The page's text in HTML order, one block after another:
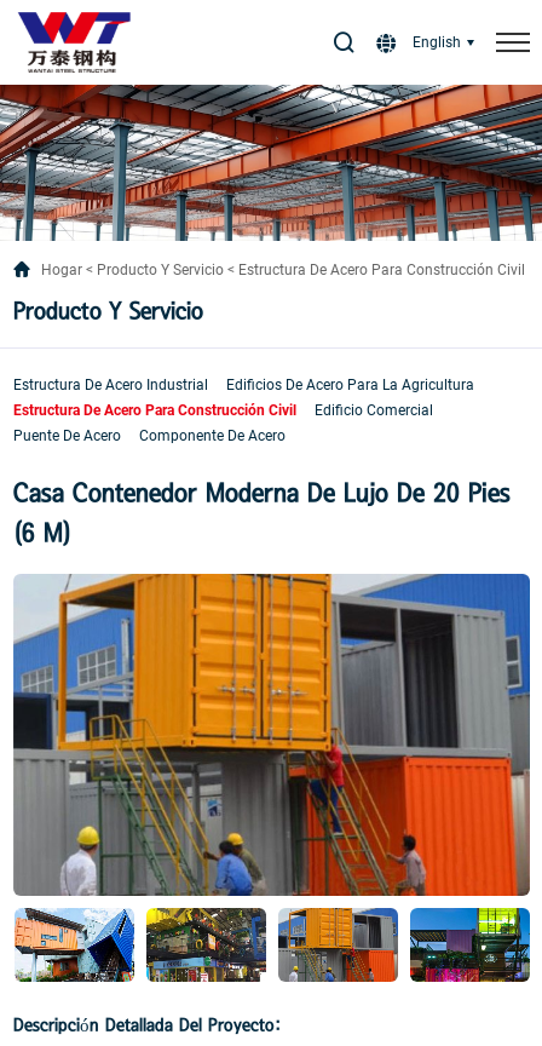
English
Select Language
Hogar Producto Y Servicio Estructura De Acero Para Construcción Civil
Producto Y Servicio
Estructura De Acero Industrial
Edificios De Acero Para La Agricultura
Estructura De Acero Para Construcción Civil
Edificio Comercial
Puente De Acero
Componente De Acero
Casa Contenedor Moderna De Lujo De 20 Pies
(6 M)
Descripción Detallada Del Proyecto: